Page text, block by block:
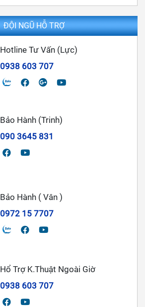
ĐỘI NGŨ HỖ TRỢ
Hotline Tư Vấn (Lực)
0938 603 707
Bảo Hành (Trinh)
090 3645 831
Bảo Hành ( Vân )
0972 15 7707
Hổ Trợ K.Thuật Ngoài Giờ
0938 603 707